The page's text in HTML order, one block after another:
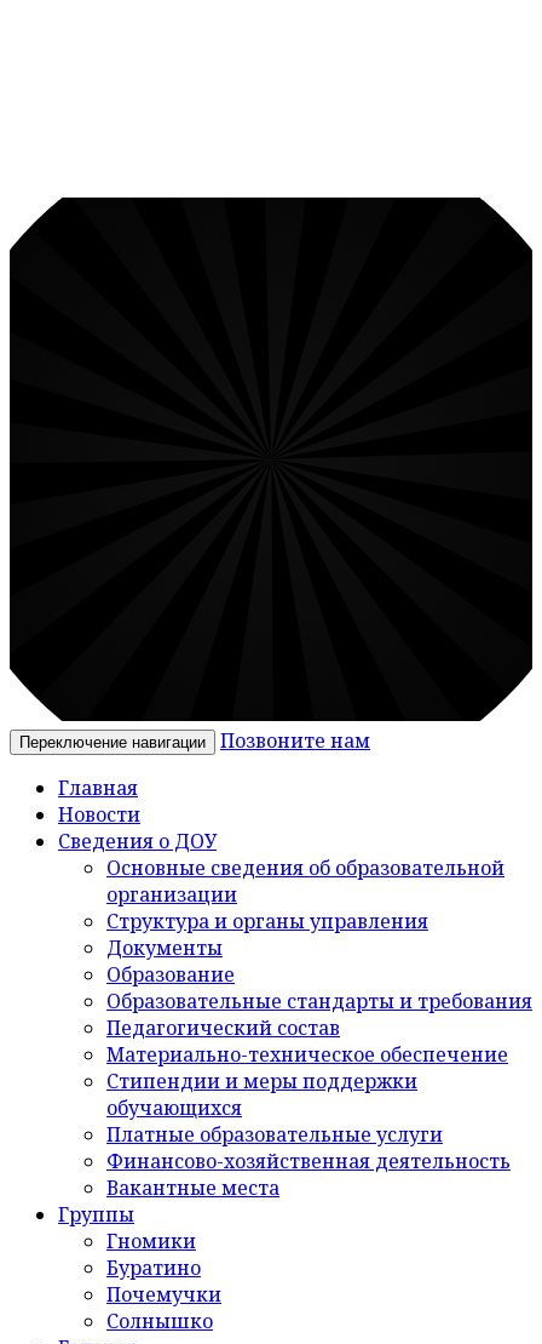
Переключение навигации
Позвоните нам
Главная
Новости
Сведения о ДОУ
Основные сведения об образовательной
организации
Структура и органы управления
Документы
Образование
Образовательные стандарты и требования
Педагогический состав
Материально-техническое обеспечение
Стипендии и меры поддержки
обучающихся
Платные образовательные услуги
Финансово-хозяйственная деятельность
Вакантные места
Группы
Гномики
Буратино
Почемучки
Солнышко